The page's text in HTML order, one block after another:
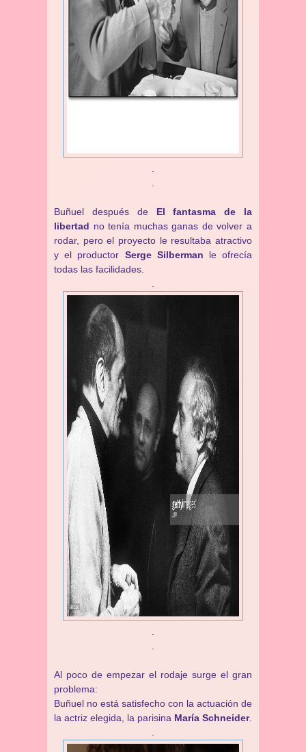
Buñuel después de El fantasma de la
libertad no tenía muchas ganas de volver a
rodar, pero el proyecto le resultaba atractivo
y el productor Serge Silberman le ofrecía
todas las facilidades.
Al poco de empezar el rodaje surge el gran
problema:
Buñuel no está satisfecho con la actuación de
la actriz elegida, la parisina María Schneider.